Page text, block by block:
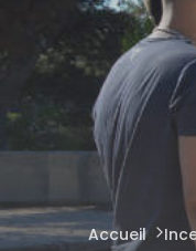
Accueil